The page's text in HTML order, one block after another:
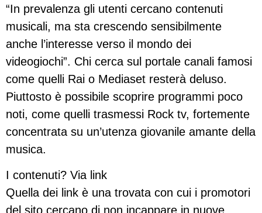
“In prevalenza gli utenti cercano contenuti
musicali, ma sta crescendo sensibilmente
anche l’interesse verso il mondo dei
videogiochi”. Chi cerca sul portale canali famosi
come quelli Rai o Mediaset resterà deluso.
Piuttosto è possibile scoprire programmi poco
noti, come quelli trasmessi Rock tv, fortemente
concentrata su un’utenza giovanile amante della
musica.
I contenuti? Via link
Quella dei link è una trovata con cui i promotori
del sito cercano di non incappare in nuove